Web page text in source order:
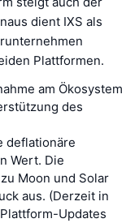
dient IXS als
Plattformen.
am Ökosystem
des
deflationäre
Wert. Die
Moon und Solar
aus. (Derzeit in
Updates